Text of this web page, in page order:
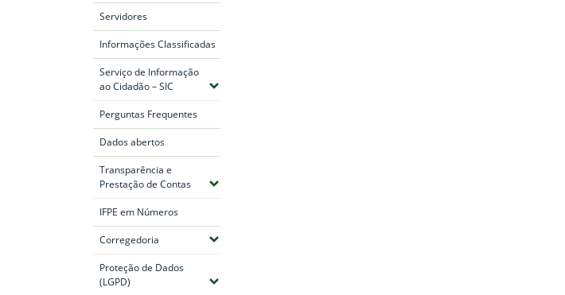
Servidores
Informações Classificadas
Serviço de Informação
ao Cidadão – SIC (Expandir submenus)
Perguntas Frequentes
Dados abertos
Transparência e
Prestação de Contas(Expandir submenus)
IFPE em Números
Corregedoria (Expandir submenus)
Proteção de Dados
(LGPD) (Expandir submenus)